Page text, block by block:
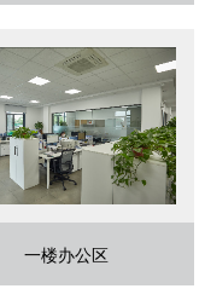
一楼办公区